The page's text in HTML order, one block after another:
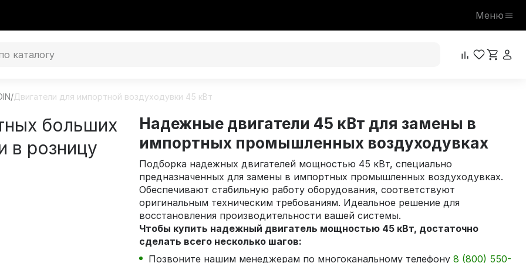
Меню
/Двигатели для импортной воздуходувки 45 кВт
больших
в розницу
Надежные двигатели 45 кВт для замены в
импортных промышленных воздуходувках
Подборка надежных двигателей мощностью 45 кВт, специально
предназначенных для замены в импортных промышленных воздуходувках.
Обеспечивают стабильную работу оборудования, соответствуют
оригинальным техническим требованиям. Идеальное решение для
восстановления производительности вашей системы.
Чтобы купить надежный двигатель мощностью 45 кВт, достаточно
сделать всего несколько шагов:
Позвоните нашим менеджерам по многоканальному телефону8 (800) 550-